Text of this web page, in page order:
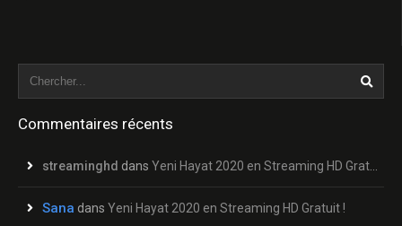
Commentaires récents
streaminghd dans Yeni Hayat 2020 en Streaming HD Gratuit !
Sana dans Yeni Hayat 2020 en Streaming HD Gratuit !